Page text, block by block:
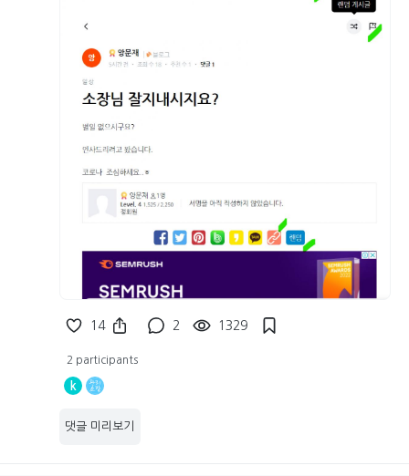
14 2 1329
2 participants
k
댓글 미리보기